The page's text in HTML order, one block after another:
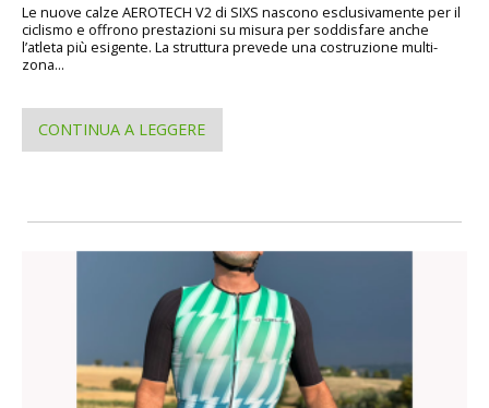
Le nuove calze AEROTECH V2 di SIXS nascono esclusivamente per il
ciclismo e offrono prestazioni su misura per soddisfare anche
l’atleta più esigente. La struttura prevede una costruzione multi-
zona...
CONTINUA A LEGGERE